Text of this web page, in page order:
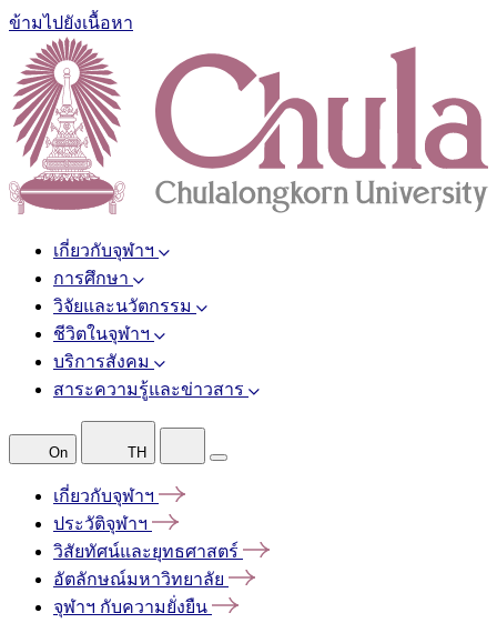
ข้ามไปยังเนื้อหา
เกี่ยวกับจุฬาฯ
การศึกษา
วิจัยและนวัตกรรม
ชีวิตในจุฬาฯ
บริการสังคม
สาระความรู้และข่าวสาร
On TH
เกี่ยวกับจุฬาฯ
ประวัติจุฬาฯ
วิสัยทัศน์และยุทธศาสตร์
อัตลักษณ์มหาวิทยาลัย
จุฬาฯ กับความยั่งยืน